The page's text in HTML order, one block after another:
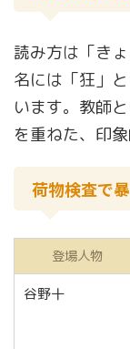
読み方は「き
名には「狂」
います。教師
を重ねた、印
荷物検査で
登場人物
谷野十